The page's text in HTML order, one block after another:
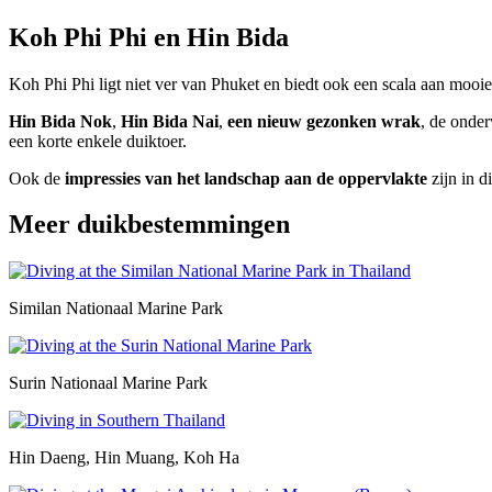
Koh Phi Phi en Hin Bida
Koh Phi Phi ligt niet ver van Phuket en biedt ook een scala aan
Hin Bida Nok, Hin Bida Nai, een nieuw gezonken wrak, de
een korte enkele duiktoer.
Ook de impressies van het landschap aan de oppervlakte zijn in
Meer duikbestemmingen
Similan Nationaal Marine Park
Surin Nationaal Marine Park
Hin Daeng, Hin Muang, Koh Ha